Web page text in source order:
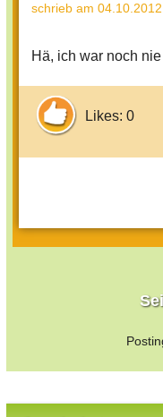
schrieb am
Hä, ich war noch
Likes: 0